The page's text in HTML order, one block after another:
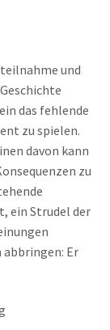
und
das fehlende
zu spielen.
davon kann
zu
ein Strudel der
abbringen: Er